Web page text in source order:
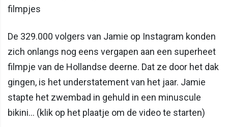
filmpjes
De 329.000 volgers van Jamie op Instagram konden
zich onlangs nog eens vergapen aan een superheet
filmpje van de Hollandse deerne. Dat ze door het dak
gingen, is het understatement van het jaar. Jamie
stapte het zwembad in gehuld in een minuscule
bikini... (klik op het plaatje om de video te starten)